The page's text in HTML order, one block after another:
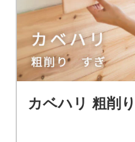
カベハリ 粗削